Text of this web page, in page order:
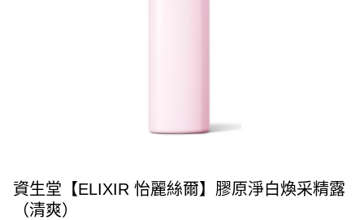
資生堂【ELIXIR 怡麗絲爾】膠原淨白煥采精露
（清爽）